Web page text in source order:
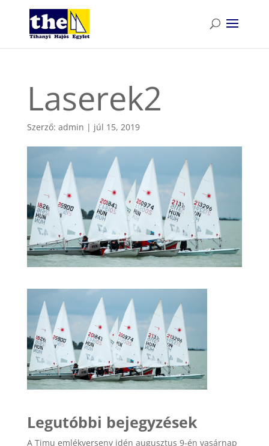
Laserek2
Szerző: admin | júl 15, 2019
Legutóbbi bejegyzések
A Timu emlékverseny idén augusztus 9-én vasárnap